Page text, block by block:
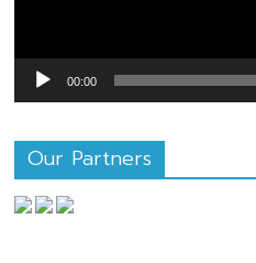
00:00
Our Partners